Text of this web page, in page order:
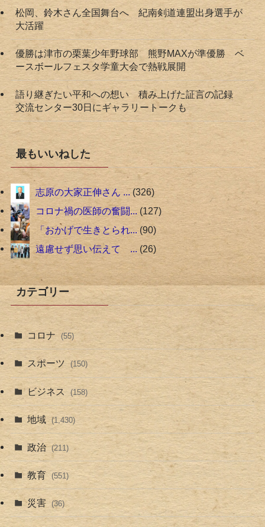
松岡、鈴木さん全国舞台へ 紀南剣道連盟出身選手が
大活躍
優勝は津市の栗葉少年野球部 熊野MAXが準優勝 ベ
ースボールフェスタ学童大会で熱戦展開
語り継ぎたい平和への想い 積み上げた証言の記録
交流センター30日にギャラリートークも
最もいいねした
志原の大家正伸さん ... 326
コロナ禍の医師の奮闘... 127
「おかげで生きとられ... 90
遠慮せず思い伝えて ... 26
カテゴリー
コロナ (55)
スポーツ (150)
ビジネス (158)
地域 (1,430)
政治 (211)
教育 (551)
災害 (36)